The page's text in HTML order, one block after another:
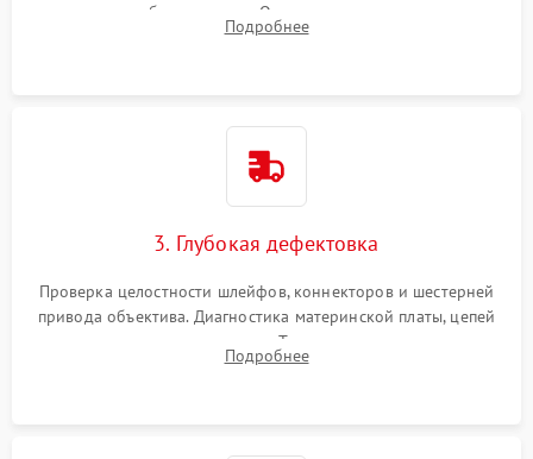
вспышки для безопасности. Очистка внутренних узлов от
пыли, песка и следов влаги с помощью спецсредств.
Подробнее
3. Глубокая дефектовка
Проверка целостности шлейфов, коннекторов и шестерней
привода объектива. Диагностика материнской платы, цепей
питания и картоприемника. Тестирование механизма
затвора и блока внутрикамерной стабилизации.
Подробнее